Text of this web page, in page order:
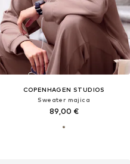
COPENHAGEN STUDIOS
Sweater majica
89,00 €